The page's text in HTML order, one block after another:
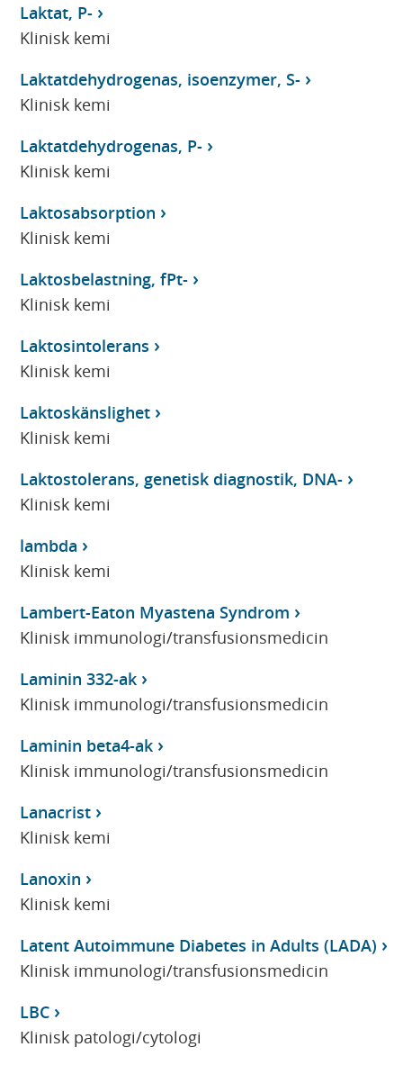
Laktat, P-
Klinisk kemi
Laktatdehydrogenas, isoenzymer, S-
Klinisk kemi
Laktatdehydrogenas, P-
Klinisk kemi
Laktosabsorption
Klinisk kemi
Laktosbelastning, fPt-
Klinisk kemi
Laktosintolerans
Klinisk kemi
Laktoskänslighet
Klinisk kemi
Laktostolerans, genetisk diagnostik, DNA-
Klinisk kemi
lambda
Klinisk kemi
Lambert-Eaton Myastena Syndrom
Klinisk immunologi/transfusionsmedicin
Laminin 332-ak
Klinisk immunologi/transfusionsmedicin
Laminin beta4-ak
Klinisk immunologi/transfusionsmedicin
Lanacrist
Klinisk kemi
Lanoxin
Klinisk kemi
Latent Autoimmune Diabetes in Adults (LADA)
Klinisk immunologi/transfusionsmedicin
LBC
Klinisk patologi/cytologi